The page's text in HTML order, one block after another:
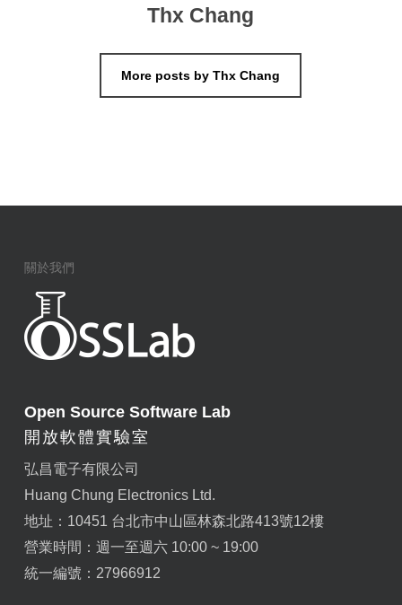
Thx Chang
More posts by Thx Chang
關於我們
Open Source Software Lab
開放軟體實驗室
弘昌電子有限公司
Huang Chung Electronics Ltd.
地址：10451 台北市中山區林森北路413號12樓
營業時間：週一至週六 10:00 ~ 19:00
統一編號：27966912